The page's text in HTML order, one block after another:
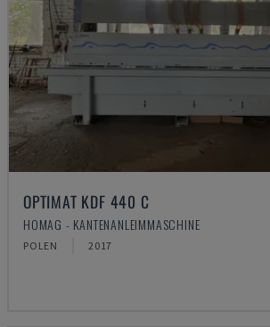
OPTIMAT KDF 440 C
HOMAG - KANTENANLEIMMASCHINE
POLEN 2017